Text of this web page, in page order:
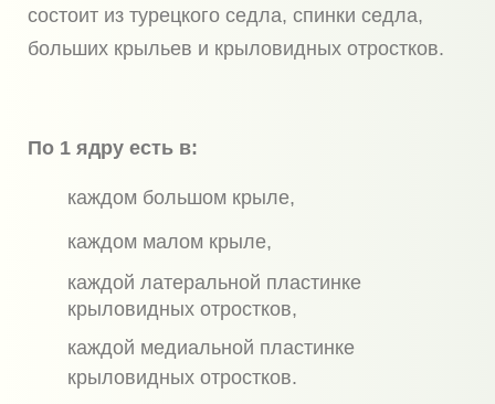
состоит из турецкого седла, спинки седла,
больших крыльев и крыловидных отростков.
По 1 ядру есть в:
каждом большом крыле,
каждом малом крыле,
каждой латеральной пластинке
крыловидных отростков,
каждой медиальной пластинке
крыловидных отростков.